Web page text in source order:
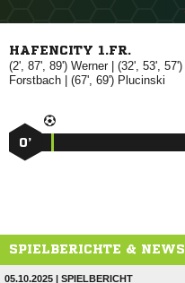
HAFENCITY 1.FR.
(2', 87', 89') | (32', 53', 57')
 | (67', 69') 
0’
SPIELBERICHTE & NEWS
05.10.2025 | SPIELBERICHT